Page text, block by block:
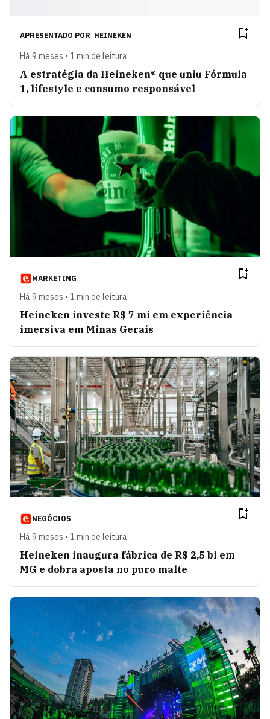
APRESENTADO POR HEINEKEN
Há 9 meses • 1 min de leitura
A estratégia da Heineken® que uniu Fórmula
1, lifestyle e consumo responsável
MARKETING
Há 9 meses • 1 min de leitura
Heineken investe R$ 7 mi em experiência
imersiva em Minas Gerais
NEGÓCIOS
Há 9 meses • 1 min de leitura
Heineken inaugura fábrica de R$ 2,5 bi em
MG e dobra aposta no puro malte